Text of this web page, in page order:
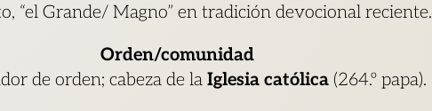
“el Grande/ Magno” en tradición devocional reciente.
Orden/comunidad
de orden; cabeza de la Iglesia católica (264.º papa).